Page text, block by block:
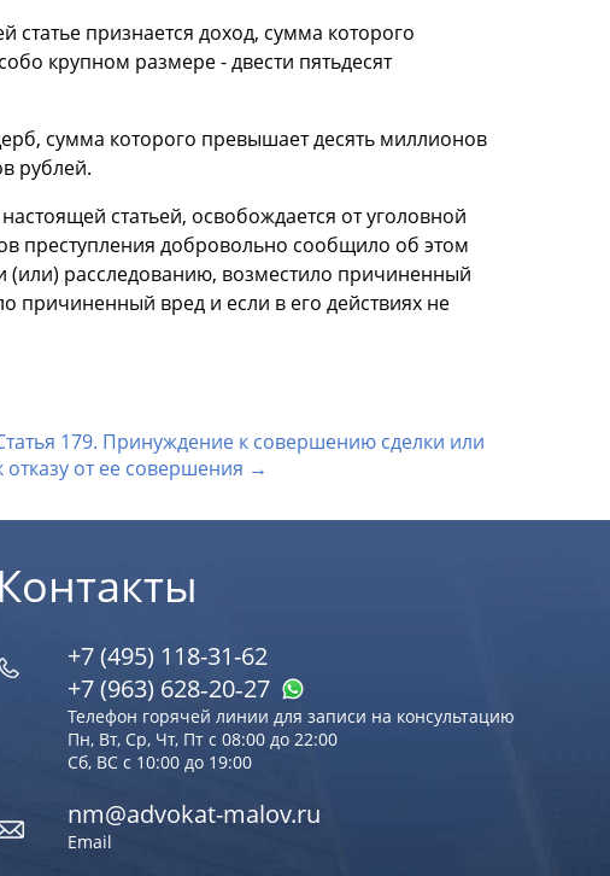
признается доход, сумма которого
крупном размере - двести пятьдесят
сумма которого превышает десять миллионов
рублей.
статьей, освобождается от уголовной
преступления добровольно сообщило об этом
(или) расследованию, возместило причиненный
причиненный вред и если в его действиях не
179. Принуждение к совершению сделки или
отказу от ее совершения →
Контакты
+7 (495) 118-31-62
+7 (963) 628‑20‑27
Телефон горячей линии для записи на консультацию
Пн, Вт, Ср, Чт, Пт с 08:00 до 22:00
Сб, ВС с 10:00 до 19:00
nm@advokat-malov.ru
Email